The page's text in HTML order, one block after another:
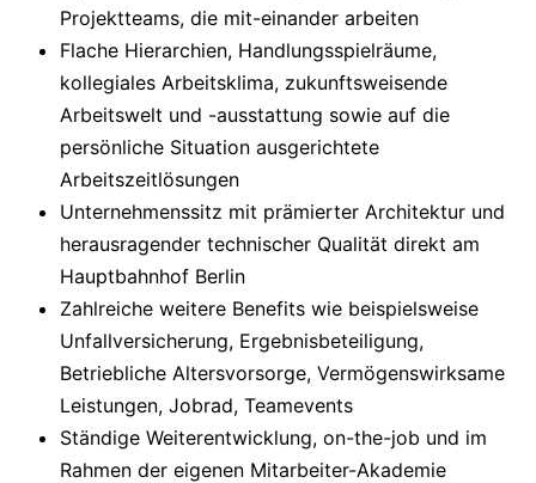
Projektteams, die mit-einander arbeiten
Flache Hierarchien, Handlungsspielräume,
kollegiales Arbeitsklima, zukunftsweisende
Arbeitswelt und -ausstattung sowie auf die
persönliche Situation ausgerichtete
Arbeitszeitlösungen
Unternehmenssitz mit prämierter Architektur und
herausragender technischer Qualität direkt am
Hauptbahnhof Berlin
Zahlreiche weitere Benefits wie beispielsweise
Unfallversicherung, Ergebnisbeteiligung,
Betriebliche Altersvorsorge, Vermögenswirksame
Leistungen, Jobrad, Teamevents
Ständige Weiterentwicklung, on-the-job und im
Rahmen der eigenen Mitarbeiter-Akademie